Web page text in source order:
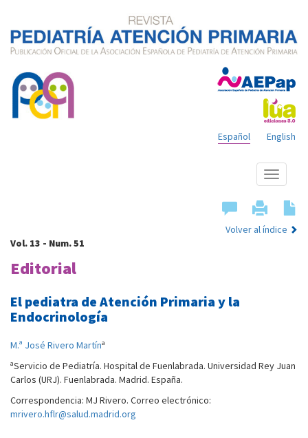
English
Español
Mostrar
menú
Volver al índice
Vol. 13 - Num. 51
Editorial
El pediatra de Atención Primaria y la
Endocrinología
M.ª José Rivero Martína
aServicio de Pediatría. Hospital de Fuenlabrada. Universidad Rey Juan
Carlos (URJ). Fuenlabrada. Madrid. España.
Correspondencia: MJ Rivero. Correo electrónico:
mrivero.hflr@salud.madrid.org